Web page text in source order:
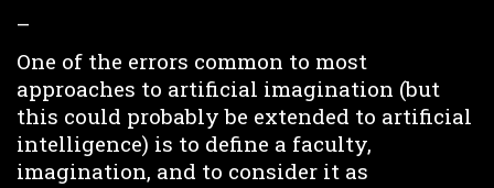
–
One of the errors common to most
approaches to artificial imagination (but
this could probably be extended to artificial
intelligence) is to define a faculty,
imagination, and to consider it as